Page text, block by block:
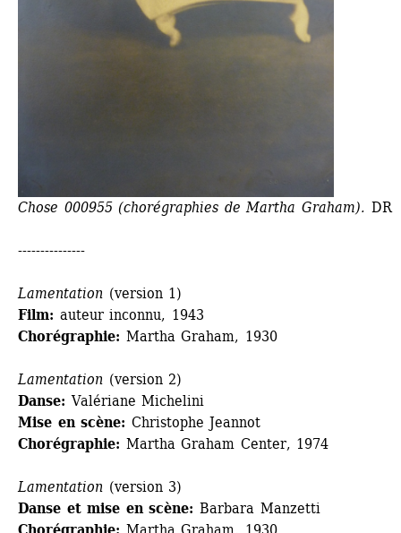
Chose 000955 (chorégraphies de Martha Graham). DR
---------------
Lamentation (version 1)
Film: auteur inconnu, 1943
Chorégraphie: Martha Graham, 1930
Lamentation (version 2)
Danse: Valériane Michelini
Mise en scène: Christophe Jeannot
Chorégraphie: Martha Graham Center, 1974
Lamentation (version 3)
Danse et mise en scène: Barbara Manzetti